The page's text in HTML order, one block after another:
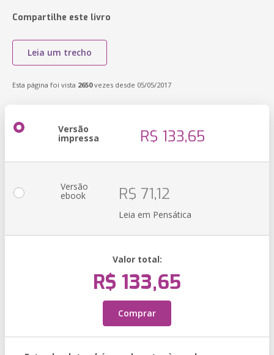
Compartilhe este livro
Leia um trecho
Esta página foi vista 2650vezes desde 05/05/2017
Versão
impressa R$ 133,65
Versão
ebook R$ 71,12
Leia em Pensática
Valor total:
R$ 133,65
Comprar